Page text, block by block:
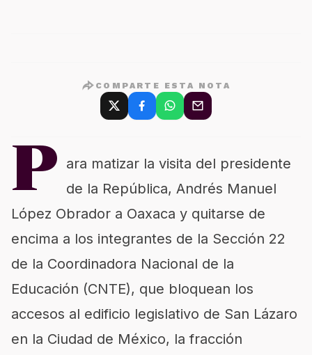
COMPARTE ESTA NOTA
P ara matizar la visita del presidente
de la República, Andrés Manuel
López Obrador a Oaxaca y quitarse de
encima a los integrantes de la Sección 22
de la Coordinadora Nacional de la
Educación (CNTE), que bloquean los
accesos al edificio legislativo de San Lázaro
en la Ciudad de México, la fracción